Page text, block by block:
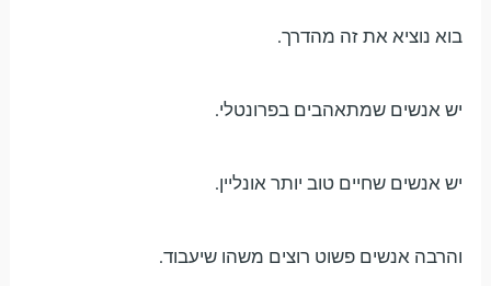
בוא נוציא את זה מהדרך.
יש אנשים שמתאהבים בפרונטלי.
יש אנשים שחיים טוב יותר אונליין.
והרבה אנשים פשוט רוצים משהו שיעבוד.